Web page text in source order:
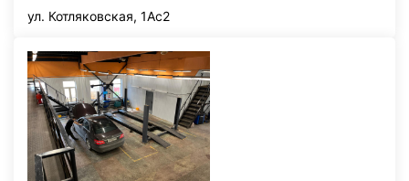
ул. Котляковская, 1Ас2